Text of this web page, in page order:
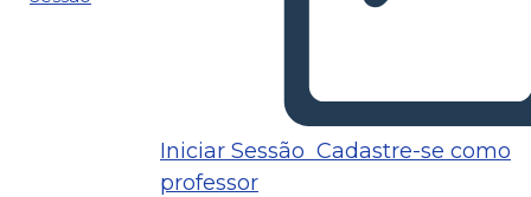
Iniciar Sessão Cadastre-se como
professor